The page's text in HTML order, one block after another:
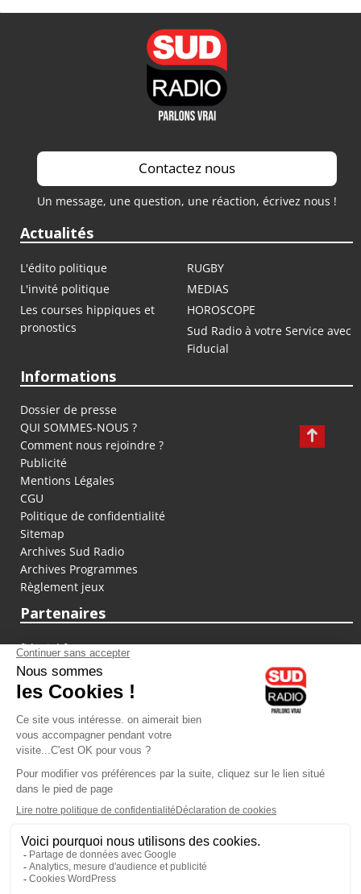
Contactez nous
Un message, une question, une réaction, écrivez nous !
Actualités
L'édito politique
RUGBY
L'invité politique
MEDIAS
Les courses hippiques et
pronostics
HOROSCOPE
Sud Radio à votre Service avec
Fiducial
Informations
Dossier de presse
QUI SOMMES-NOUS ?
Comment nous rejoindre ?
Publicité
Mentions Légales
CGU
Politique de confidentialité
Sitemap
Archives Sud Radio
Archives Programmes
Règlement jeux
Partenaires
fiducial.fr
lyoncapitale.fr
olympique-et-lyonnais.com
L'application Iphone / Android
Téléchargez l'application
Les cookies
Gestion des cookies
Crédit photos : ©Sud Radio / Pierre Olivier